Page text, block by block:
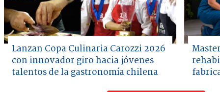
Lanzan Copa Culinaria Carozzi 2026
con innovador giro hacia jóvenes
talentos de la gastronomía chilena